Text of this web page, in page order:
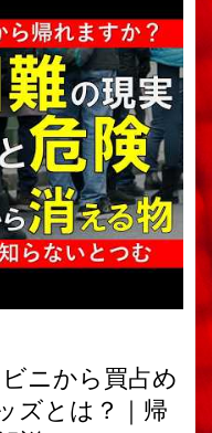
ニから買占め
ズとは？｜帰